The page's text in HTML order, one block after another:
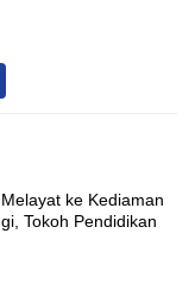
ke Kediaman
Tokoh Pendidikan